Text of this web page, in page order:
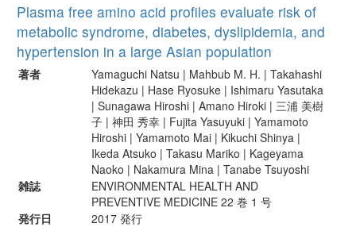
Plasma free amino acid profiles evaluate risk of
metabolic syndrome, diabetes, dyslipidemia, and
hypertension in a large Asian population
著者
Yamaguchi Natsu | Mahbub M. H. | Takahashi
Hidekazu | Hase Ryosuke | Ishimaru Yasutaka
| Sunagawa Hiroshi | Amano Hiroki | 三浦 美樹
子 | 神田 秀幸 | Fujita Yasuyuki | Yamamoto
Hiroshi | Yamamoto Mai | Kikuchi Shinya |
Ikeda Atsuko | Takasu Mariko | Kageyama
Naoko | Nakamura Mina | Tanabe Tsuyoshi
雑誌
ENVIRONMENTAL HEALTH AND
PREVENTIVE MEDICINE 22 巻 1 号
発行日
2017 発行